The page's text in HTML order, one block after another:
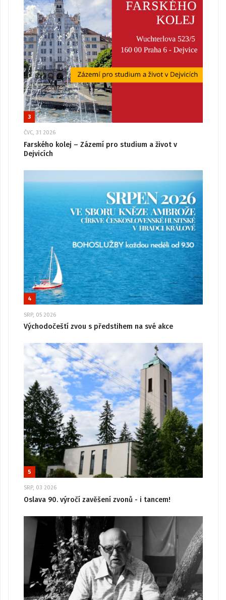
3
ČVC, 31 2026
Farského kolej – Zázemí pro studium a život v
Dejvicích
4
SRP, 05 2026
Východočeští zvou s předstihem na své akce
5
SRP, 03 2026
Oslava 90. výročí zavěšení zvonů - i tancem!